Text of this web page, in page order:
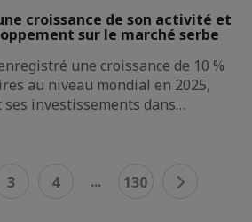
croissance de son activité et
sur le marché serbe
une croissance de 10 %
au niveau mondial en 2025,
investissements dans…
3 4 ... 130